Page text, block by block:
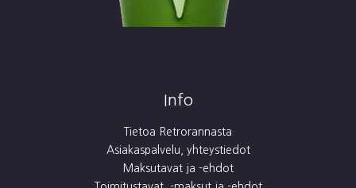
Info
Tietoa Retrorannasta
Asiakaspalvelu, yhteystiedot
Maksutavat ja -ehdot